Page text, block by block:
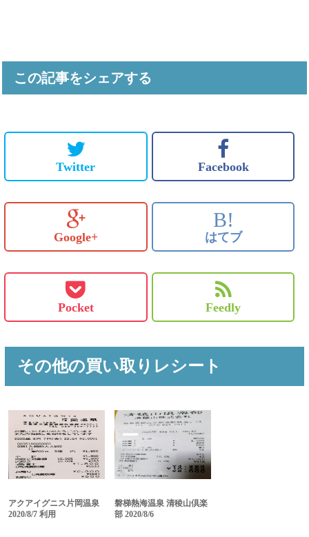
この記事をシェアする
Twitter Facebook
Google+
B!
はてブ
Pocket Feedly
その他の買い取りレシート
アクアイグニス片岡温泉
2020/8/7 利用
磐梯熱海温泉 清稜山倶楽
部 2020/8/6